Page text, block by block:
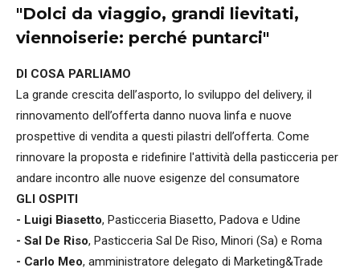
"Dolci da viaggio, grandi lievitati,
viennoiserie: perché puntarci"
DI COSA PARLIAMO
La grande crescita dell’asporto, lo sviluppo del delivery, il
rinnovamento dell’offerta danno nuova linfa e nuove
prospettive di vendita a questi pilastri dell’offerta. Come
rinnovare la proposta e ridefinire l'attività della pasticceria per
andare incontro alle nuove esigenze del consumatore
GLI OSPITI
- Luigi Biasetto, Pasticceria Biasetto, Padova e Udine
- Sal De Riso, Pasticceria Sal De Riso, Minori (Sa) e Roma
- Carlo Meo, amministratore delegato di Marketing&Trade